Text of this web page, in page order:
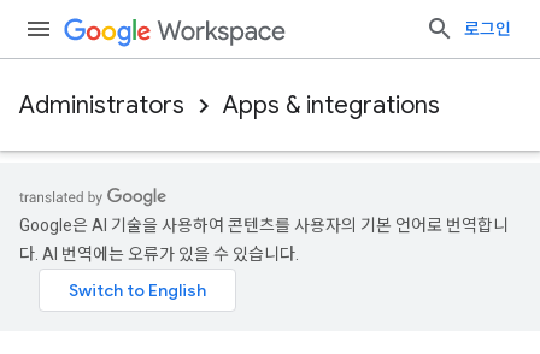
로그인
Administrators Apps & integrations
Google은 AI 기술을 사용하여 콘텐츠를 사용자의 기본 언어로 번역합니
다. AI 번역에는 오류가 있을 수 있습니다.